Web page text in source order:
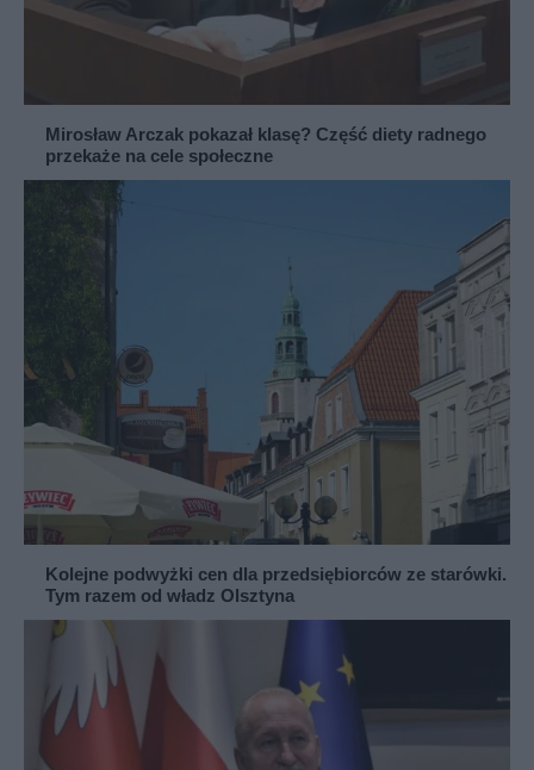
Mirosław Arczak pokazał klasę? Część diety radnego
przekaże na cele społeczne
Kolejne podwyżki cen dla przedsiębiorców ze starówki.
Tym razem od władz Olsztyna